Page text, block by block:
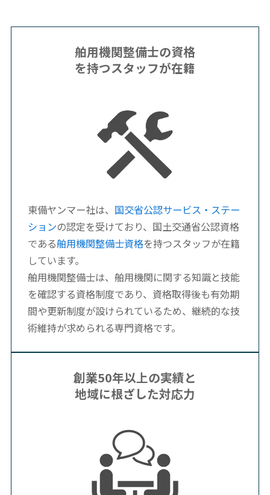
舶用機関整備士の資格
を持つスタッフが在籍
東備ヤンマー社は、 国交省公認サービス・ステー
ションの認定を受けており、国土交通省公認資格
である舶用機関整備士資格を持つスタッフが在籍
しています。
舶用機関整備士は、舶用機関に関する知識と技能
を確認する資格制度であり、資格取得後も有効期
間や更新制度が設けられているため、継続的な技
術維持が求められる専門資格です。
創業50年以上の実績と
地域に根ざした対応力